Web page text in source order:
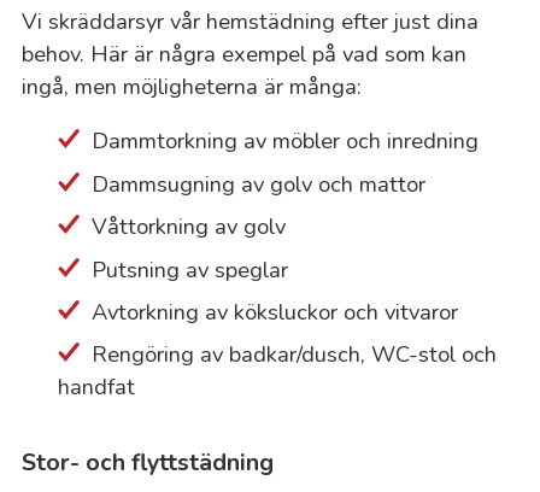
Vi skräddarsyr vår hemstädning efter just dina
behov. Här är några exempel på vad som kan
ingå, men möjligheterna är många:
Dammtorkning av möbler och inredning
Dammsugning av golv och mattor
Våttorkning av golv
Putsning av speglar
Avtorkning av köksluckor och vitvaror
Rengöring av badkar/dusch, WC-stol och
handfat
Stor- och flyttstädning